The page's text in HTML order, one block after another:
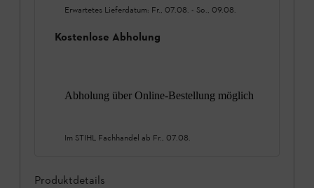
Erwartetes Lieferdatum: Fr., 07.08. - So., 09.08.
Kostenlose Abholung
Abholung über Online-Bestellung möglich
Im STIHL Fachhandel ab Fr., 07.08.
Produktdetails